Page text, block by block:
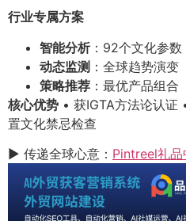
行业专属方案
智能分析：92个文化参数
动态监测 ：全球趋势演变
策略推荐 ：最优产品组合
核心优势 • 获IGTA方法论认证
置文化禁忌检查
▶ 传递全球心意： Pintreel礼品